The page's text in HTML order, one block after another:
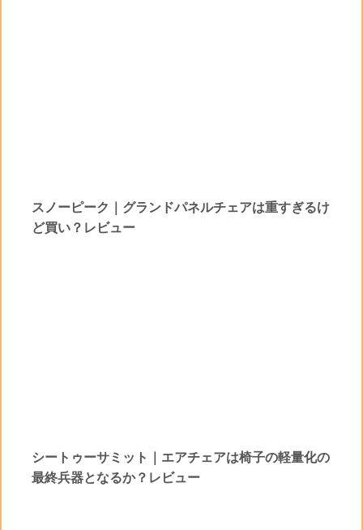
スノーピーク｜グランドパネルチェアは重すぎるけ
ど買い？レビュー
シートゥーサミット｜エアチェアは椅子の軽量化の
最終兵器となるか？レビュー